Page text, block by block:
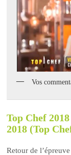
Vos
Top Chef
2018 (Top
Retour de